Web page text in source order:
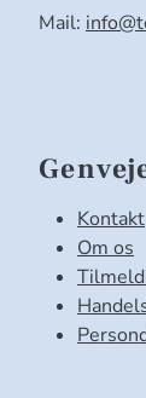
Mail:
Kontakt
Om os